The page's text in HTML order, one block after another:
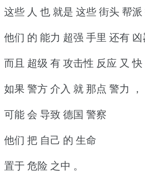
这些 人 也 就是 这些 街头 帮派
他们 的 能力 超强 手里 还有 凶
而且 超级 有 攻击性 反应 又 快
如果 警方 介入 就 那点 警力 ，
可能 会 导致 德国 警察
他们 把 自己 的 生命
置于 危险 之中 。